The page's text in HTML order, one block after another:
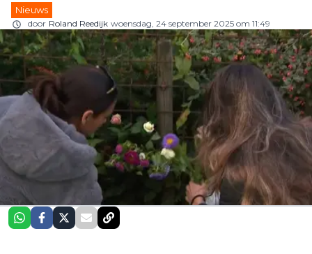
Nieuws
door Roland Reedijk woensdag, 24 september 2025 om 11:49